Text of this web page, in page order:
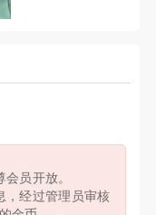
员开放。
，经过管理员审核